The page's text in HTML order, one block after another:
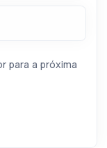
para a próxima